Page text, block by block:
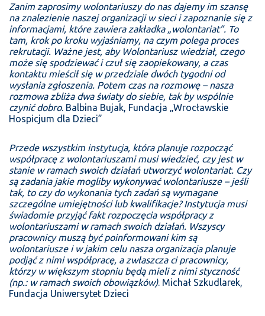
Zanim zaprosimy wolontariuszy do nas dajemy im szansę
na znalezienie naszej organizacji w sieci i zapoznanie się z
informacjami, które zawiera zakładka „wolontariat”. To
tam, krok po kroku wyjaśniamy, na czym polega proces
rekrutacji. Ważne jest, aby Wolontariusz wiedział, czego
może się spodziewać i czuł się zaopiekowany, a czas
kontaktu mieścił się w przedziale dwóch tygodni od
wysłania zgłoszenia. Potem czas na rozmowę – nasza
rozmowa zbliża dwa światy do siebie, tak by wspólnie
czynić dobro. Balbina Bujak, Fundacja „Wrocławskie
Hospicjum dla Dzieci”
Przede wszystkim instytucja, która planuje rozpocząć
współpracę z wolontariuszami musi wiedzieć, czy jest w
stanie w ramach swoich działań utworzyć wolontariat. Czy
są zadania jakie mogliby wykonywać wolontariusze – jeśli
tak, to czy do wykonania tych zadań są wymagane
szczególne umiejętności lub kwalifikacje? Instytucja musi
świadomie przyjąć fakt rozpoczęcia współpracy z
wolontariuszami w ramach swoich działań. Wszyscy
pracownicy muszą być poinformowani kim są
wolontariusze i w jakim celu nasza organizacja planuje
podjąć z nimi współpracę, a zwłaszcza ci pracownicy,
którzy w większym stopniu będą mieli z nimi styczność
(np.: w ramach swoich obowiązków). Michał Szkudlarek,
Fundacja Uniwersytet Dzieci